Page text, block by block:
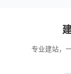
站类型、功能需
餐，整理出清晰
业，推出4类核心
仿站建站注意事